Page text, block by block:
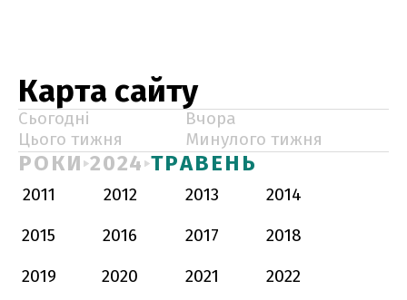
Карта сайту
Сьогодні
Вчора
Цього тижня
Минулого тижня
РОКИ 2024 ТРАВЕНЬ
2011 2012 2013
2014
2015
2016 2017
2018
2019
2020 2021
2022